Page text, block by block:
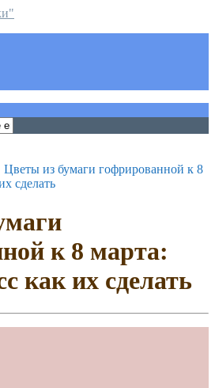
Цветы из бумаги гофрированной к 8
сделать
к 8 марта:
как их сделать